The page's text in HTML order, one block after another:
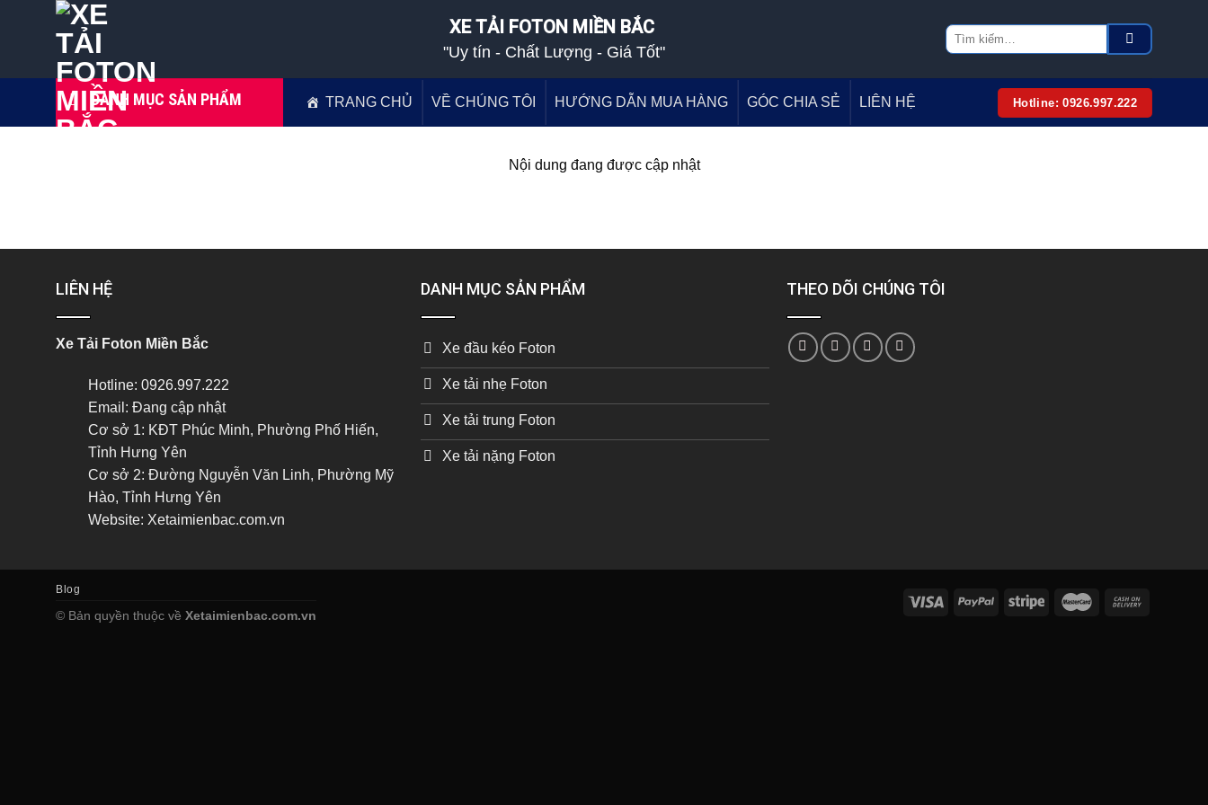
XE TẢI FOTON MIỀN BẮC
"Uy tín - Chất Lượng - Giá Tốt"
Tìm
kiếm:
DANH MỤC SẢN PHẨM TRANG CHỦ VỀ CHÚNG TÔI HƯỚNG DẪN MUA HÀNG GÓC CHIA SẺ LIÊN HỆ Hotline: 0926.997.222
Nội dung đang được cập nhật
LIÊN HỆ
Xe Tải Foton Miền Bắc
Hotline: 0926.997.222
Email: Đang cập nhật
Cơ sở 1: KĐT Phúc Minh, Phường Phố Hiến,
Tỉnh Hưng Yên
Cơ sở 2: Đường Nguyễn Văn Linh, Phường Mỹ
Hào, Tỉnh Hưng Yên
Website: Xetaimienbac.com.vn
DANH MỤC SẢN PHẨM
Xe đầu kéo Foton
Xe tải nhẹ Foton
Xe tải trung Foton
Xe tải nặng Foton
THEO DÕI CHÚNG TÔI
Blog
© Bản quyền thuộc về Xetaimienbac.com.vn